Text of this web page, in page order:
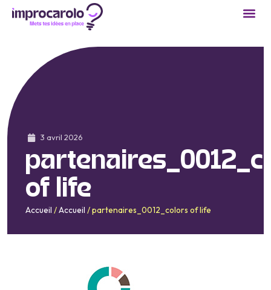
3 avril 2026
of life
Accueil /Accueil /partenaires_0012_colors of life